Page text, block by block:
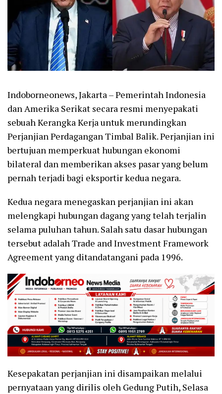
Indoborneonews, Jakarta – Pemerintah Indonesia
dan Amerika Serikat secara resmi menyepakati
sebuah Kerangka Kerja untuk merundingkan
Perjanjian Perdagangan Timbal Balik. Perjanjian ini
bertujuan memperkuat hubungan ekonomi
bilateral dan memberikan akses pasar yang belum
pernah terjadi bagi eksportir kedua negara.
Kedua negara menegaskan perjanjian ini akan
melengkapi hubungan dagang yang telah terjalin
selama puluhan tahun. Salah satu dasar hubungan
tersebut adalah Trade and Investment Framework
Agreement yang ditandatangani pada 1996.
Kesepakatan perjanjian ini disampaikan melalui
pernyataan yang dirilis oleh Gedung Putih, Selasa